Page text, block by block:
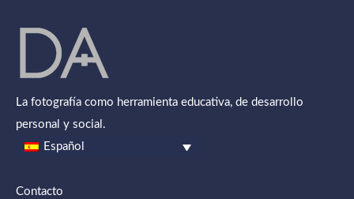
La fotografía como herramienta educativa, de desarrollo
personal y social.
Español
Contacto